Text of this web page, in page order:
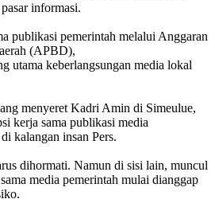
informasi.
publikasi pemerintah melalui Anggaran
(APBD),
utama keberlangsungan media lokal
menyeret Kadri Amin di Simeulue,
kerja sama publikasi media
kalangan insan Pers.
dihormati. Namun di sisi lain, muncul
media pemerintah mulai dianggap